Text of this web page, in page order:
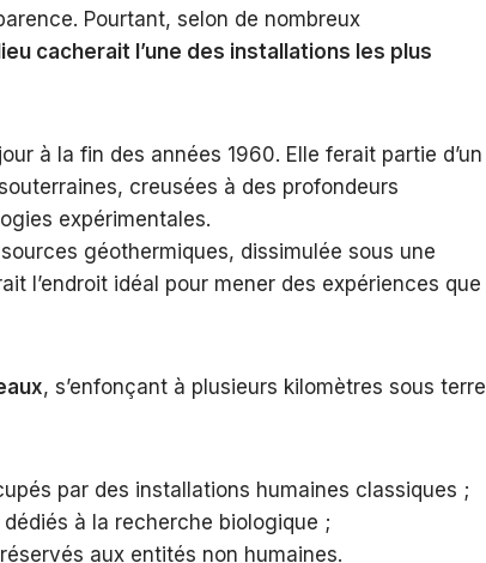
Pourtant, selon de nombreux
cacherait l’une des installations les plus
à la fin des années 1960. Elle ferait partie d’un
creusées à des profondeurs
expérimentales.
géothermiques, dissimulée sous une
l’endroit idéal pour mener des expériences que
, s’enfonçant à plusieurs kilomètres sous terre
par des installations humaines classiques ;
à la recherche biologique ;
aux entités non humaines.